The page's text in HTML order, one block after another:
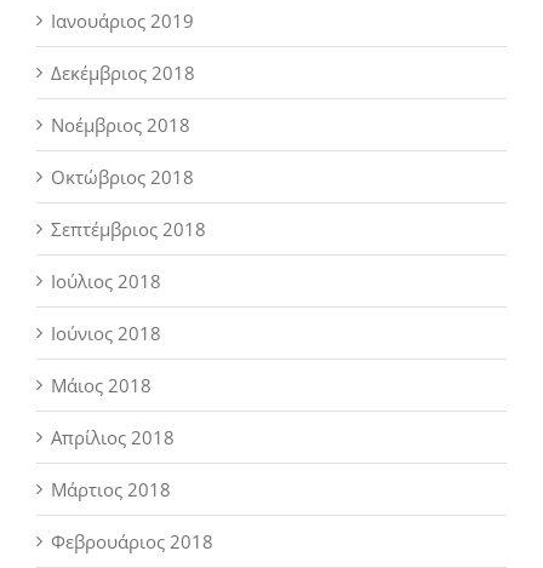
Ιανουάριος 2019
Δεκέμβριος 2018
Νοέμβριος 2018
Οκτώβριος 2018
Σεπτέμβριος 2018
Ιούλιος 2018
Ιούνιος 2018
Μάιος 2018
Απρίλιος 2018
Μάρτιος 2018
Φεβρουάριος 2018